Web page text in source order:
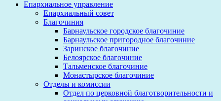
Епархиальное управление
Епархиальный совет
Благочиния
Барнаульское городское благочиние
Барнаульское пригородное благочиние
Заринское благочиние
Белоярское благочиние
Тальменское благочиние
Монастырское благочиние
Отделы и комиссии
Отдел по церковной благотворительности и